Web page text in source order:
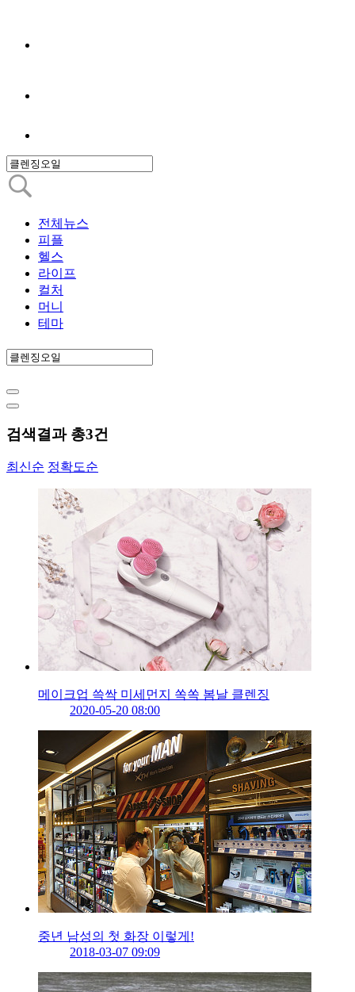
전체뉴스
피플
헬스
라이프
컬처
머니
테마
검색결과 총3건
최신순 정확도순
메이크업 쓱싹 미세먼지 쏙쏙 봄날 클렌징
2020-05-20 08:00
중년 남성의 첫 화장 이렇게!
2018-03-07 09:09